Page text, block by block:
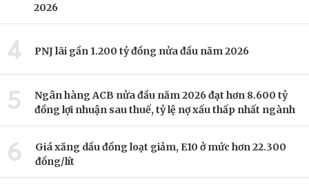
2026
4 PNJ lãi gần 1.200 tỷ đồng nửa đầu năm 2026
5
Ngân hàng ACB nửa đầu năm 2026 đạt hơn 8.600 tỷ
đồng lợi nhuận sau thuế, tỷ lệ nợ xấu thấp nhất ngành
6
Giá xăng dầu đồng loạt giảm, E10 ở mức hơn 22.300
đồng/lít